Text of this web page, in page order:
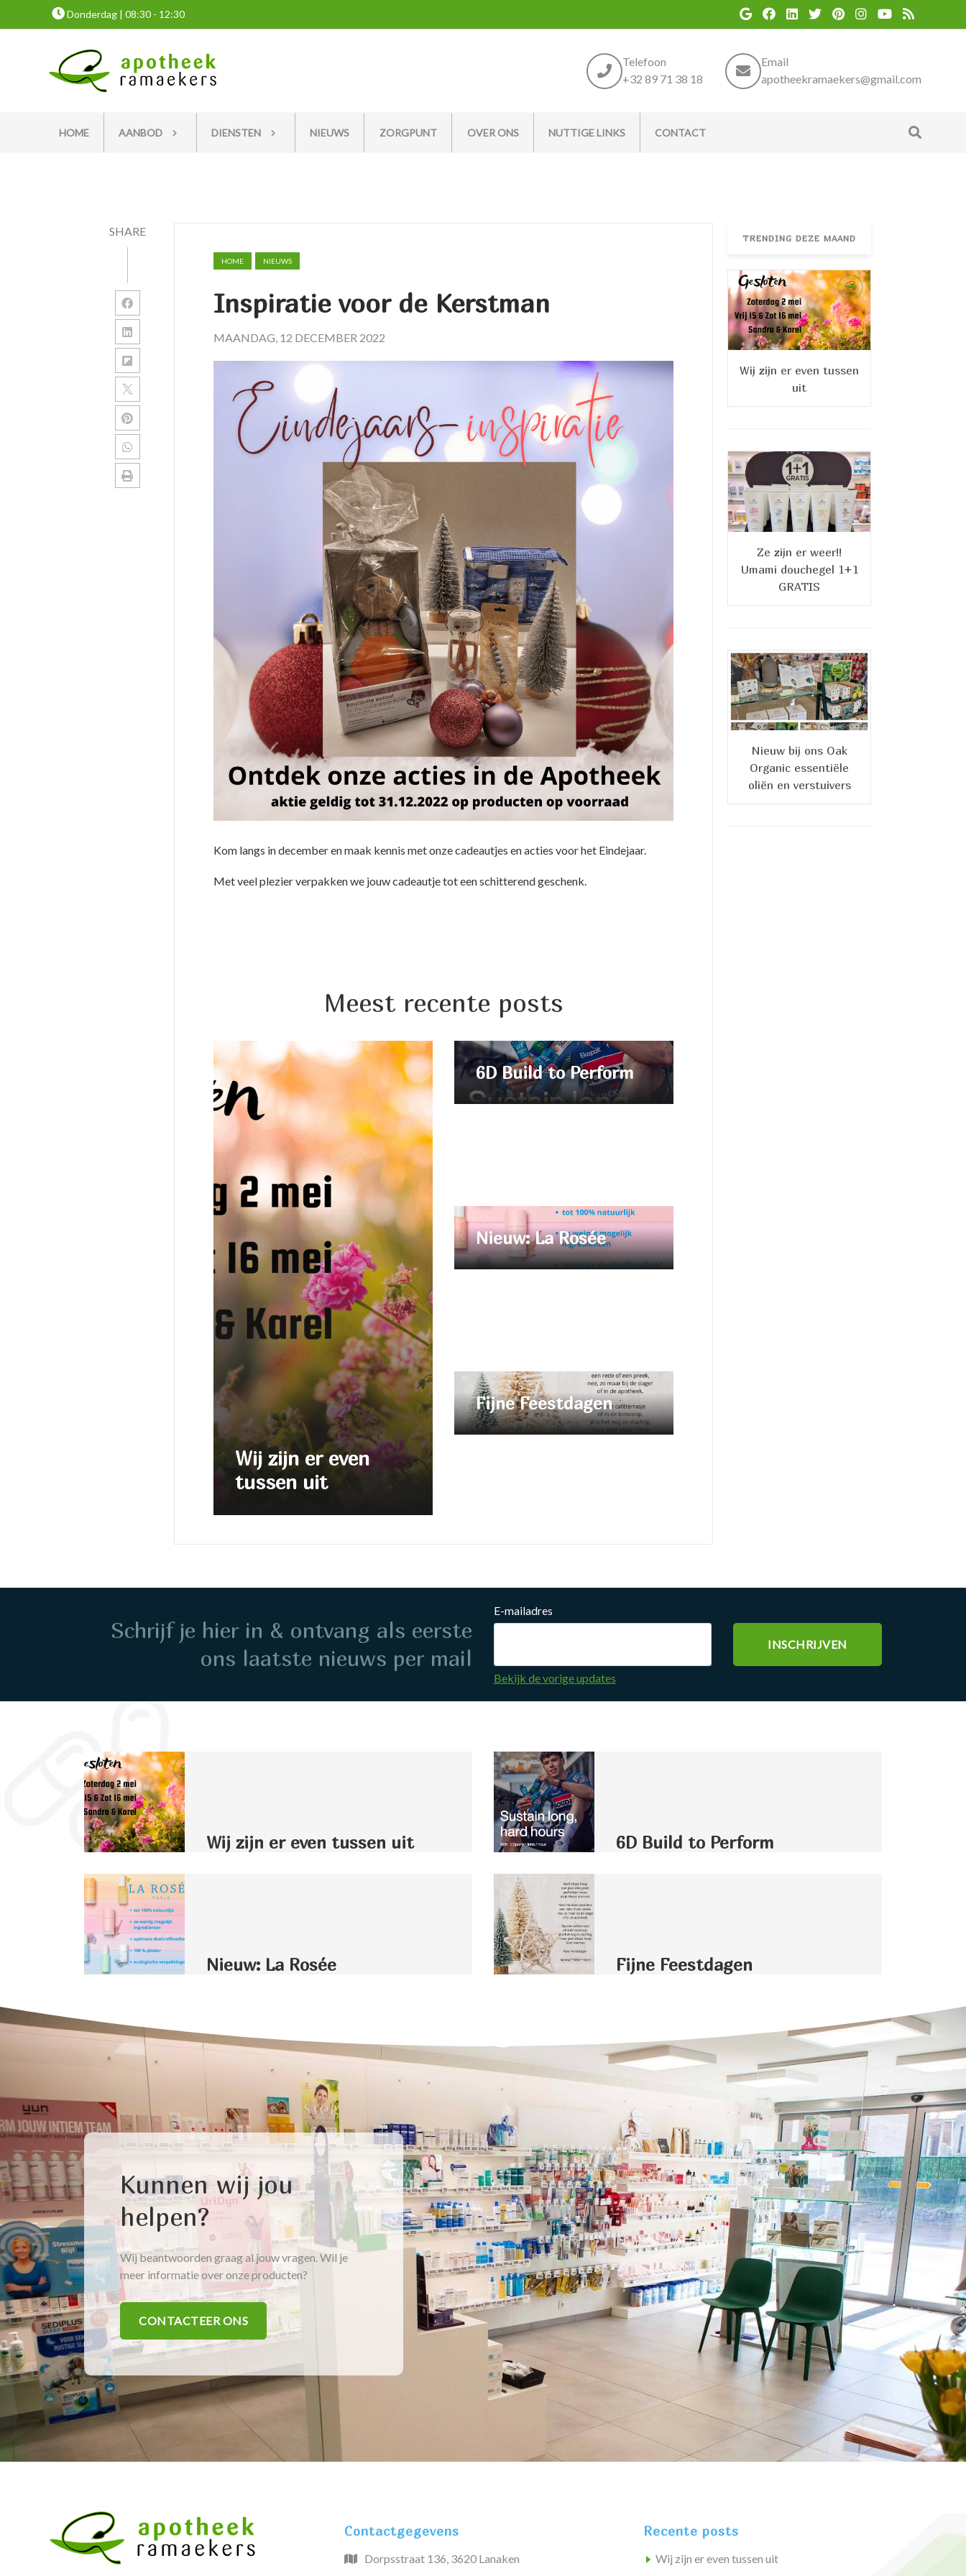
Donderdag | 08:30 - 12:30
Telefoon
+32 89 71 38 18
Email
apotheekramaekers@gmail.com
HOME AANBOD DIENSTEN NIEUWS ZORGPUNT OVER ONS NUTTIGE LINKS CONTACT
SHARE
HOME NIEUWS
Inspiratie voor de Kerstman
MAANDAG, 12 DECEMBER 2022
Kom langs in december en maak kennis met onze cadeautjes en acties voor het Eindejaar.
Met veel plezier verpakken we jouw cadeautje tot een schitterend geschenk.
Meest recente posts
Wij zijn er even
tussen uit
6D Build to Perform
Nieuw: La Rosée
Fijne Feestdagen
TRENDING DEZE MAAND
Wij zijn er even tussen
uit
Ze zijn er weer!!
Umami douchegel 1+1
GRATIS
Nieuw bij ons Oak
Organic essentiële
oliën en verstuivers
Schrijf je hier in & ontvang als eerste
ons laatste nieuws per mail
E-mailadres
Bekijk de vorige updates
Wij zijn er even tussen uit 6D Build to Perform
Nieuw: La Rosée Fijne Feestdagen
Kunnen wij jou
helpen?
Wij beantwoorden graag al jouw vragen. Wil je
meer informatie over onze producten?
CONTACTEER ONS
Contactgegevens
Dorpsstraat 136, 3620 Lanaken
Recente posts
Wij zijn er even tussen uit